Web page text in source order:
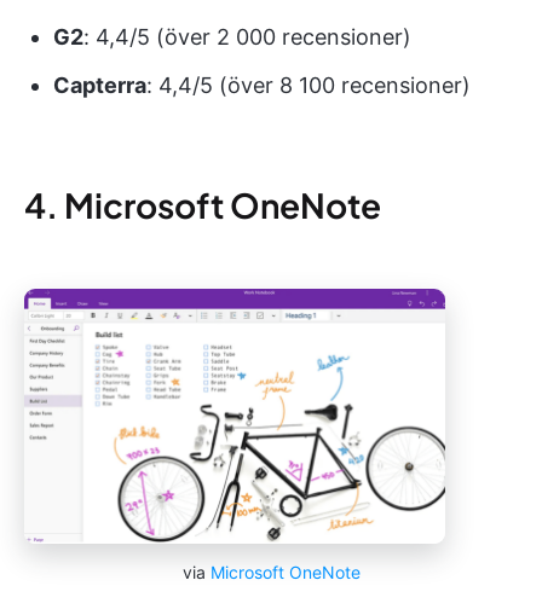
G2: 4,4/5 (över 2 000 recensioner)
Capterra: 4,4/5 (över 8 100 recensioner)
4. Microsoft OneNote
via Microsoft OneNote